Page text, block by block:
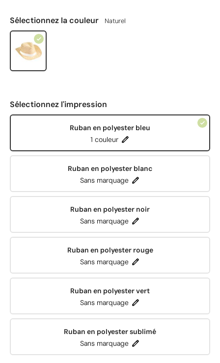
Sélectionnez la couleur Naturel
Sélectionnez l'impression
Ruban en polyester bleu
1 couleur
Ruban en polyester blanc
Sans marquage
Ruban en polyester noir
Sans marquage
Ruban en polyester rouge
Sans marquage
Ruban en polyester vert
Sans marquage
Ruban en polyester sublimé
Sans marquage